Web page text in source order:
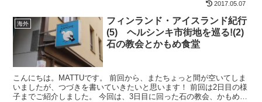
2017.05.07
海外
フィンランド・アイスランド紀行
(5) ヘルシンキ市街地を巡る!(2)
石の教会とかもめ食堂
こんにちは。MATTUです。 前回から、またちょっと間が空いてしま
いましたが、つづきを書いていきたいと思います！ 前回は2日目の様
子までご紹介しました。 今回は、3日目に回った石の教会、かもめ食